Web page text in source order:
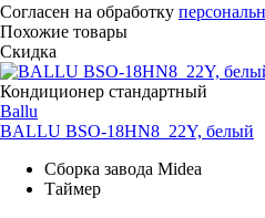
Согласен на обработку
Похожие товары
Скидка
Кондиционер стандартный
Ballu
BALLU BSO-18HN8_22Y, белый
Сборка завода Midea
Таймер